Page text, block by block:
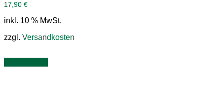
17,90 €
inkl. 10 % MwSt.
zzgl. Versandkosten